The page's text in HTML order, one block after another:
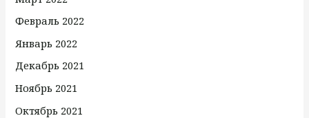
Февраль 2022
Январь 2022
Декабрь 2021
Ноябрь 2021
Октябрь 2021